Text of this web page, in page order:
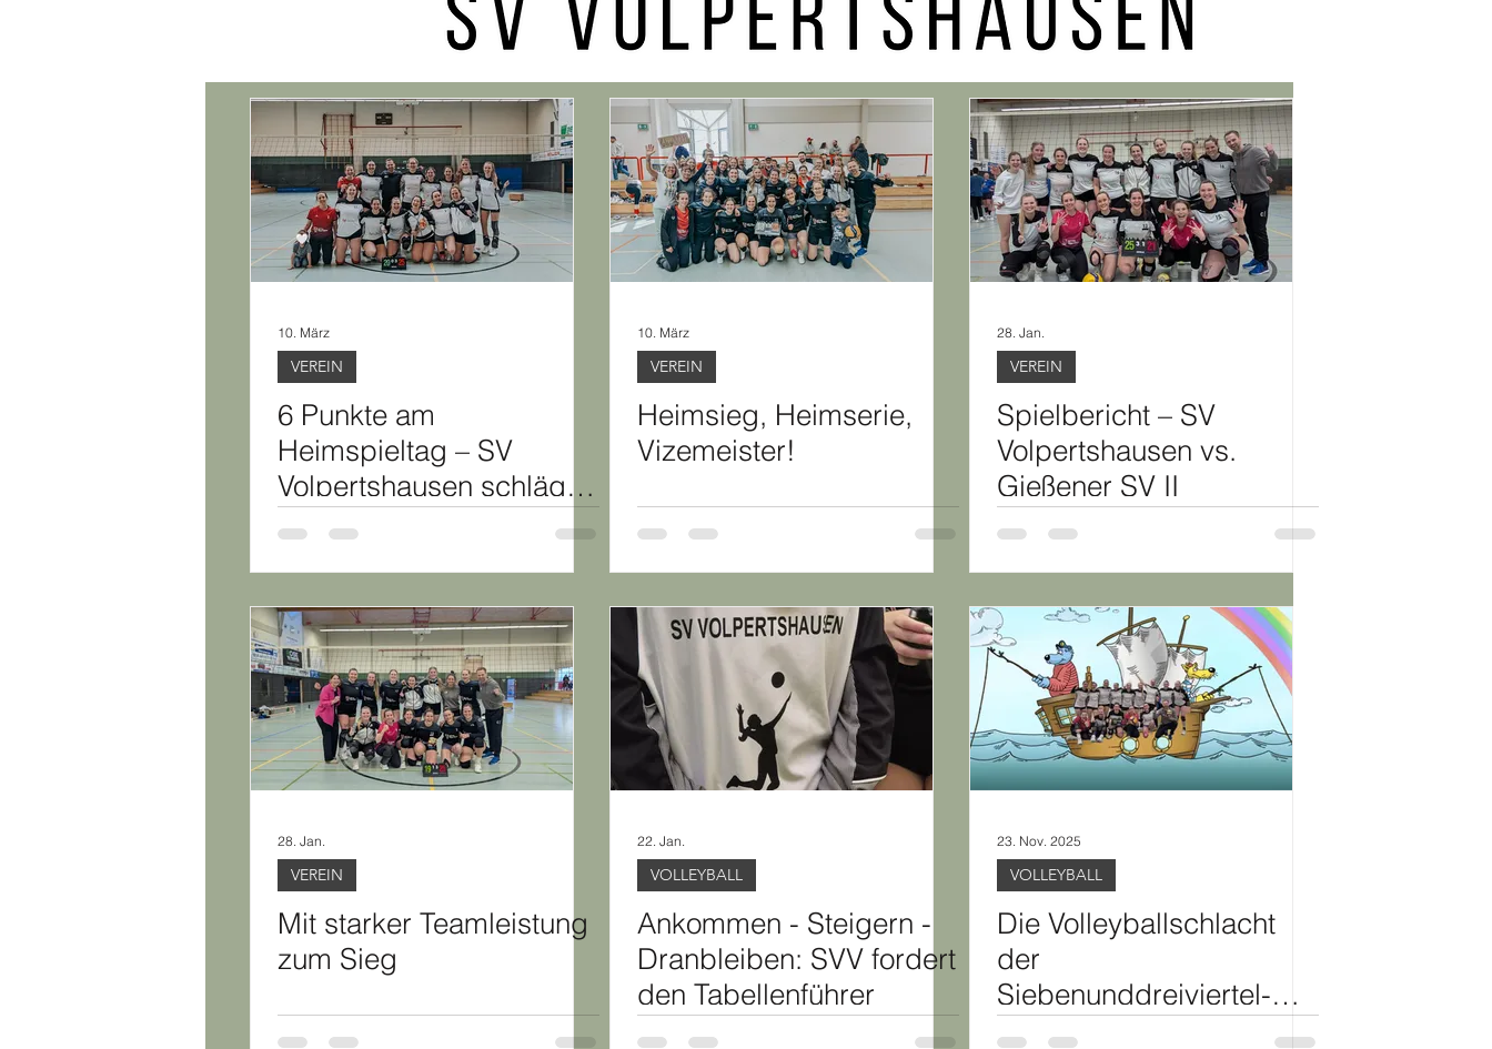
10. März
VEREIN
6 Punkte am
Heimspieltag – SV
Volpertshausen schlägt
Marburg klar!
10. März
VEREIN
Heimsieg, Heimserie,
Vizemeister!
28. Jan.
VEREIN
Spielbericht – SV
Volpertshausen vs.
Gießener SV II
28. Jan.
VEREIN
Mit starker Teamleistung
zum Sieg
22. Jan.
VOLLEYBALL
Ankommen - Steigern -
Dranbleiben: SVV fordert
den Tabellenführer
23. Nov. 2025
VOLLEYBALL
Die Volleyballschlacht
der
Siebenunddreiviertel-
Meere